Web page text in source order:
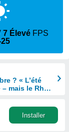
7 Élevé FPS
? « L’été
– mais le Rhin
Installer